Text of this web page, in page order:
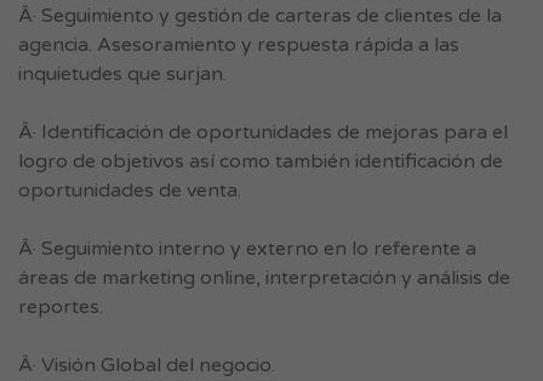
Â· Seguimiento y gestión de carteras de clientes de la
agencia. Asesoramiento y respuesta rápida a las
inquietudes que surjan.
Â· Identificación de oportunidades de mejoras para el
logro de objetivos así como también identificación de
oportunidades de venta.
Â· Seguimiento interno y externo en lo referente a
áreas de marketing online, interpretación y análisis de
reportes.
Â· Visión Global del negocio.